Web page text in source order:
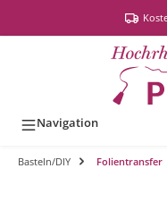
Navigation
Basteln/DIY Folientransfer